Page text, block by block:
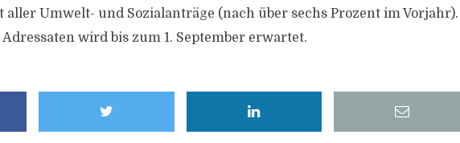
aller Umwelt- und Sozialanträge (nach über sechs Prozent im Vorjahr).
wird bis zum 1. September erwartet.